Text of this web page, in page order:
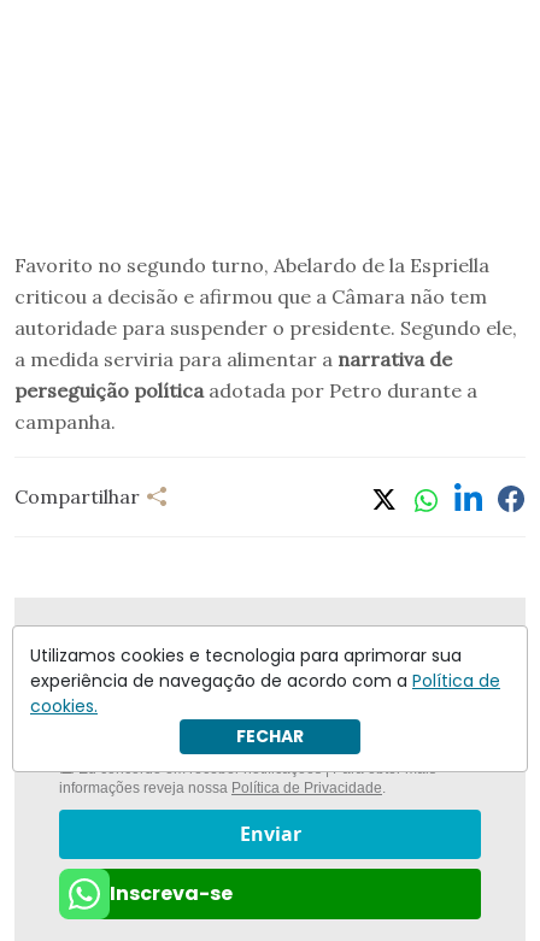
Favorito no segundo turno, Abelardo de la Espriella
criticou a decisão e afirmou que a Câmara não tem
autoridade para suspender o presidente. Segundo ele,
a medida serviria para alimentar a narrativa de
perseguição política adotada por Petro durante a
campanha.
Compartilhar
Antagonista
Eu concordo em receber notificações | Para obter mais
informações reveja nossa Política de Privacidade
Enviar
Inscreva-se
Utilizamos cookies e tecnologia para aprimorar sua
experiência de navegação de acordo com a Política de
cookies.
FECHAR